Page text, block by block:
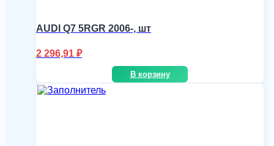
AUDI Q7 5RGR 2006-, шт
2 296,91 ₽
В корзину